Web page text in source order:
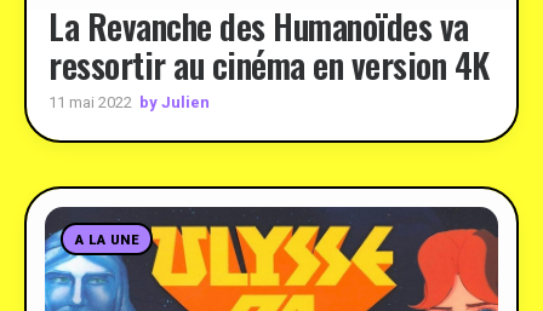
La Revanche des Humanoïdes va
ressortir au cinéma en version 4K
11 mai 2022 by Julien
A LA UNE